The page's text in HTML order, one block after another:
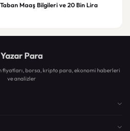
Maaş Bilgileri ve 20 Bin Lira
Yazar Para
fiyatları, borsa, kripto para, ekonomi haberleri
ve analizler